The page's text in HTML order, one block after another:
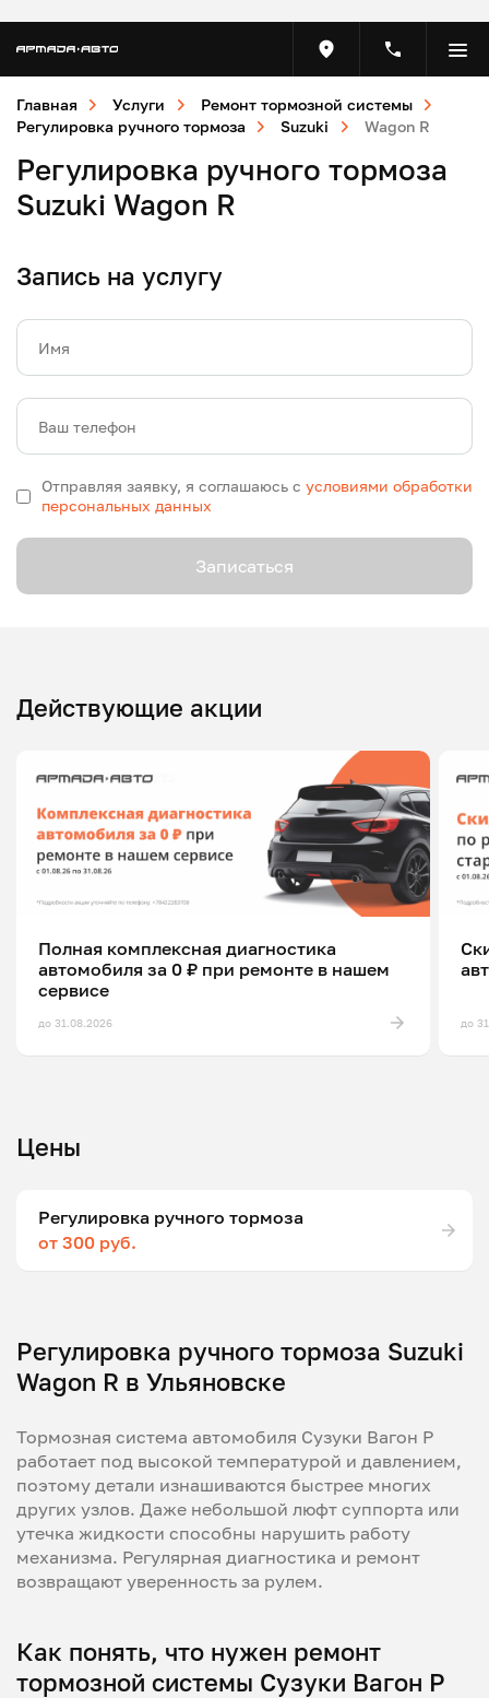
Главная Услуги
Ремонт тормозной системы
Регулировка ручного тормоза
Suzuki Wagon R
Регулировка ручного тормоза
Suzuki Wagon R
Запись на услугу
Имя
Ваш телефон
Отправляя заявку, я соглашаюсь с условиями обработки
персональных данных
Записаться
Действующие акции
Полная комплексная диагностика
автомобиля за 0 ₽ при ремонте в нашем
сервисе
до 31.08.2026 до
Цены
Регулировка ручного тормоза
от 300 руб.
Регулировка ручного тормоза Suzuki
Wagon R в Ульяновске
Тормозная система автомобиля Сузуки Вагон Р
работает под высокой температурой и давлением,
поэтому детали изнашиваются быстрее многих
других узлов. Даже небольшой люфт суппорта или
утечка жидкости способны нарушить работу
механизма. Регулярная диагностика и ремонт
возвращают уверенность за рулем.
Как понять, что нужен ремонт
тормозной системы Сузуки Вагон Р